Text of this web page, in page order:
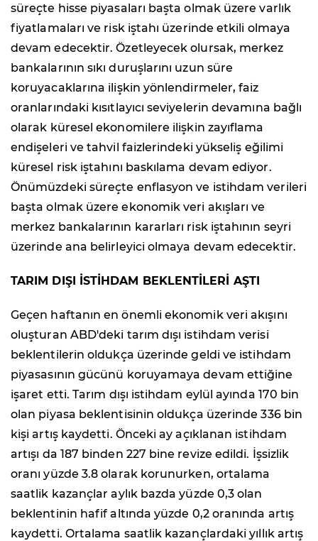
süreçte hisse piyasaları başta olmak üzere varlık
fiyatlamaları ve risk iştahı üzerinde etkili olmaya
devam edecektir. Özetleyecek olursak, merkez
bankalarının sıkı duruşlarını uzun süre
koruyacaklarına ilişkin yönlendirmeler, faiz
oranlarındaki kısıtlayıcı seviyelerin devamına bağlı
olarak küresel ekonomilere ilişkin zayıflama
endişeleri ve tahvil faizlerindeki yükseliş eğilimi
küresel risk iştahını baskılama devam ediyor.
Önümüzdeki süreçte enflasyon ve istihdam verileri
başta olmak üzere ekonomik veri akışları ve
merkez bankalarının kararları risk iştahının seyri
üzerinde ana belirleyici olmaya devam edecektir.
TARIM DIŞI İSTİHDAM BEKLENTİLERİ AŞTI
Geçen haftanın en önemli ekonomik veri akışını
oluşturan ABD'deki tarım dışı istihdam verisi
beklentilerin oldukça üzerinde geldi ve istihdam
piyasasının gücünü koruyamaya devam ettiğine
işaret etti. Tarım dışı istihdam eylül ayında 170 bin
olan piyasa beklentisinin oldukça üzerinde 336 bin
kişi artış kaydetti. Önceki ay açıklanan istihdam
artışı da 187 binden 227 bine revize edildi. İşsizlik
oranı yüzde 3.8 olarak korunurken, ortalama
saatlik kazançlar aylık bazda yüzde 0,3 olan
beklentinin hafif altında yüzde 0,2 oranında artış
kaydetti. Ortalama saatlik kazançlardaki yıllık artış